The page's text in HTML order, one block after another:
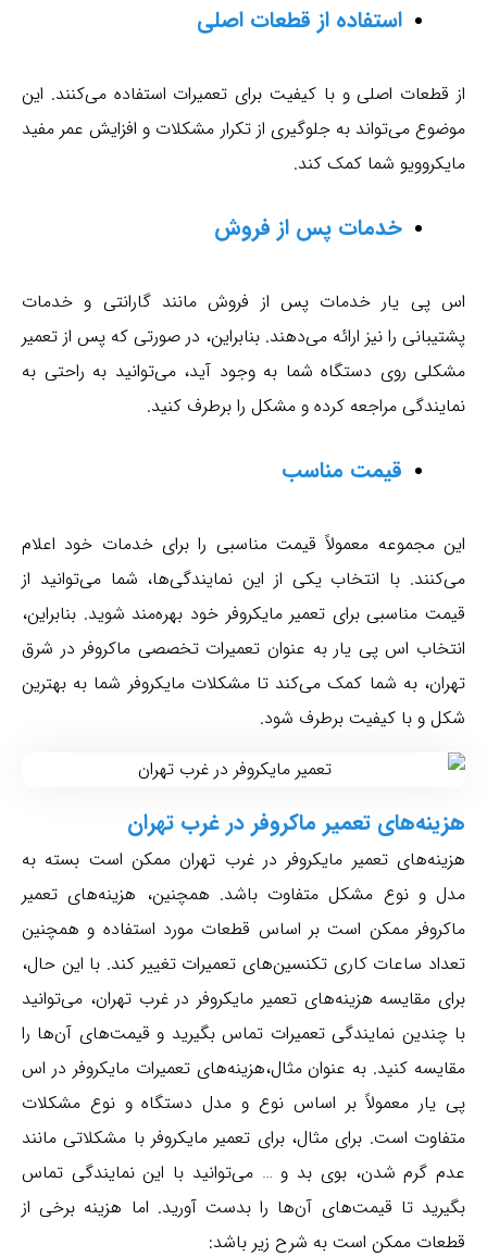
استفاده از قطعات اصلی
از قطعات اصلی و با کیفیت برای تعمیرات استفاده می‌کنند. این
موضوع می‌تواند به جلوگیری از تکرار مشکلات و افزایش عمر مفید
مایکروویو شما کمک کند.
خدمات پس از فروش
اس پی یار خدمات پس از فروش مانند گارانتی و خدمات
پشتیبانی را نیز ارائه می‌دهند. بنابراین، در صورتی که پس از تعمیر
مشکلی روی دستگاه شما به وجود آید، می‌توانید به راحتی به
نمایندگی مراجعه کرده و مشکل را برطرف کنید.
قیمت مناسب
این مجموعه معمولاً قیمت مناسبی را برای خدمات خود اعلام
می‌کنند. با انتخاب یکی از این نمایندگی‌ها، شما می‌توانید از
قیمت مناسبی برای تعمیر مایکروفر خود بهره‌مند شوید. بنابراین،
انتخاب اس پی یار به عنوان تعمیرات تخصصی ماکروفر در شرق
تهران، به شما کمک می‌کند تا مشکلات مایکروفر شما به بهترین
شکل و با کیفیت برطرف شود.
هزینه‌های تعمیر ماکروفر در غرب تهران
هزینه‌های تعمیر مایکروفر در غرب تهران ممکن است بسته به
مدل و نوع مشکل متفاوت باشد. همچنین، هزینه‌های تعمیر
ماکروفر ممکن است بر اساس قطعات مورد استفاده و همچنین
تعداد ساعات کاری تکنسین‌های تعمیرات تغییر کند. با این حال،
برای مقایسه هزینه‌های تعمیر مایکروفر در غرب تهران، می‌توانید
با چندین نمایندگی تعمیرات تماس بگیرید و قیمت‌های آن‌ها را
مقایسه کنید. به عنوان مثال،هزینه‌های تعمیرات مایکروفر در اس
پی یار معمولاً بر اساس نوع و مدل دستگاه و نوع مشکلات
متفاوت است. برای مثال، برای تعمیر مایکروفر با مشکلاتی مانند
عدم گرم شدن، بوی بد و … می‌توانید با این نمایندگی تماس
بگیرید تا قیمت‌های آن‌ها را بدست آورید. اما هزینه برخی از
قطعات ممکن است به شرح زیر باشد: